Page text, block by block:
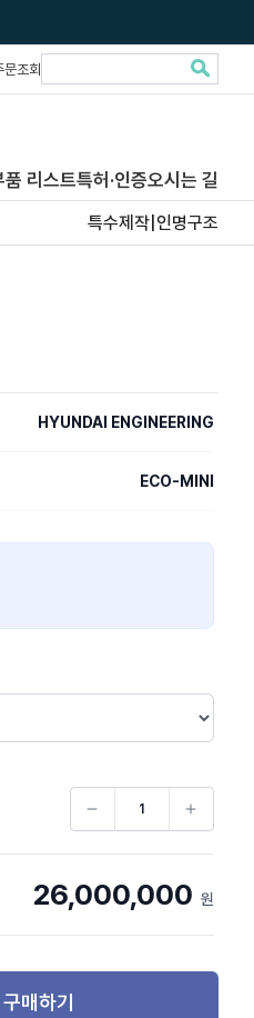
문조회
품 리스트특허·인증오시는 길
특수제작|인명구조
HYUNDAI ENGINEERING
ECO-MINI
26,000,000 원
구매하기